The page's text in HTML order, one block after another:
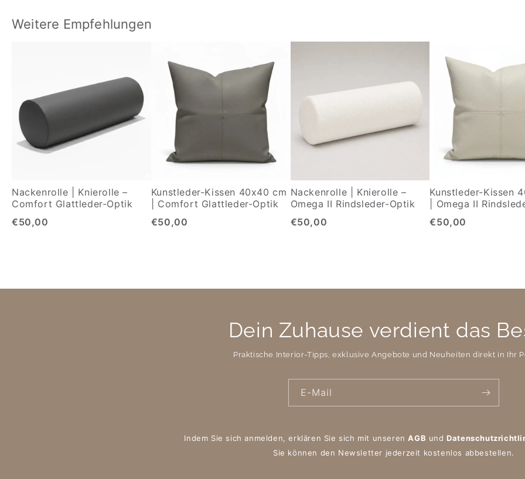
Weitere Empfehlungen
Nackenrolle | Knierolle –
Comfort Glattleder-Optik
€50,00
Kunstleder-Kissen 40x40 cm
| Comfort Glattleder-Optik
€50,00
Nackenrolle | Knierolle –
Omega II Rindsleder-Optik
€50,00
Kunstleder-Kissen
| Omega II
€50,00
Dein Zuhause verdient das
Praktische Interior-Tipps, exklusive Angebote und Neuheiten direkt in Ihr
E-Mail
Indem Sie sich anmelden, erklären Sie sich mit unserenAGB und
Sie können den Newsletter jederzeit kostenlos abbestellen.